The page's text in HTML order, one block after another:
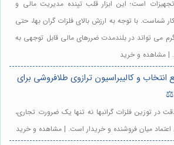
است؛ این ابزار قلب تپنده مدیریت مالی و
شماست. با توجه به ارزش بالای فلزات گران بها، حتی
می تواند در بلندمدت ضررهای مالی قابل توجهی به
| مشاهده و خرید
انتخاب و کالیبراسیون ترازوی طلافروشی برای
⚖️
در توزین فلزات گرانبها نه تنها یک ضرورت تجاری،
اعتماد میان فروشنده و خریدار است. | مشاهده و خرید